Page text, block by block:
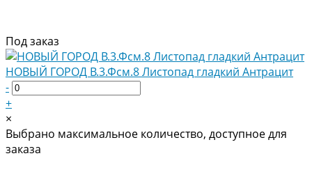
Под заказ
НОВЫЙ ГОРОД В.3.Фсм.8 Листопад гладкий Антрацит
-
+
×
Выбрано максимальное количество, доступное для
заказа